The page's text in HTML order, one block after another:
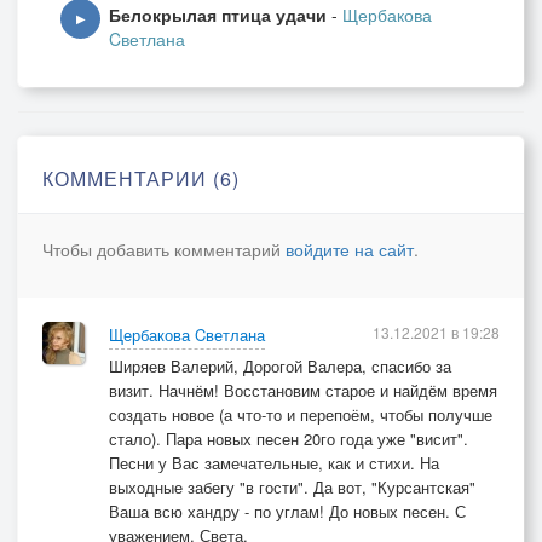
Унесёт навсегда Река.
Но останутся, как прежде, висеть
▶ Белокрылая птица удачи - Щербакова
Cветлана
КОММЕНТАРИИ (6)
Чтобы добавить комментарий войдите на сайт.
Щербакова Cветлана
Ширяев Валерий, Дорогой Валера, спасибо за
визит. Начнём! Восстановим старое и найдём время
создать новое (а что-то и перепоём, чтобы получше
стало). Пара новых песен 20го года уже "висит".
Песни у Вас замечательные, как и стихи. На
выходные забегу "в гости". Да вот, "Курсантская"
Ваша всю хандру - по углам! До новых песен. С
уважением, Света.
13.12.2021 в 19:28